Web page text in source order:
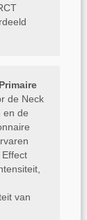
Primaire
de Neck
en de
van